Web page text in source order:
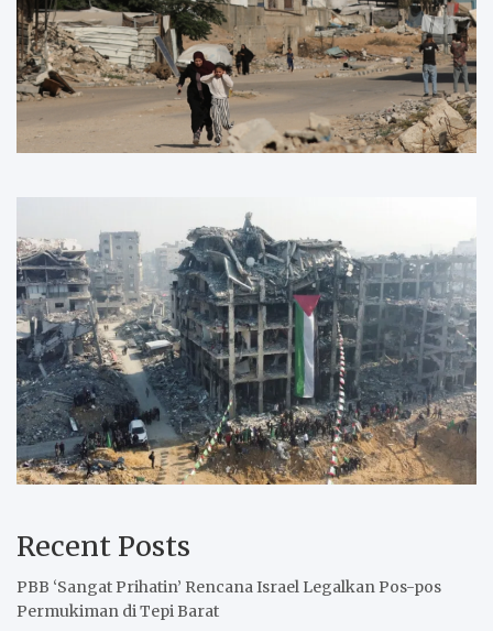
Recent Posts
PBB ‘Sangat Prihatin’ Rencana Israel Legalkan Pos-pos
Permukiman di Tepi Barat